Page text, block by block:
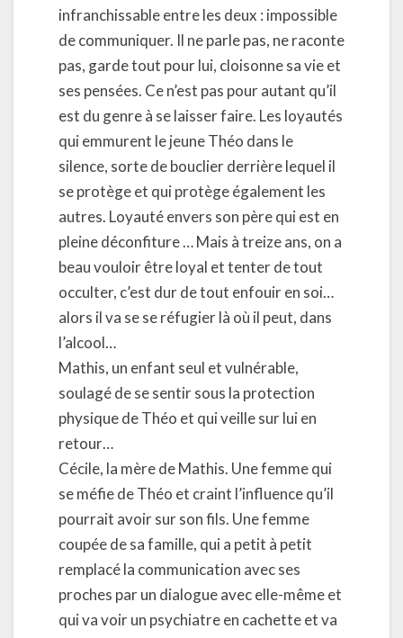
infranchissable entre les deux : impossible
de communiquer. Il ne parle pas, ne raconte
pas, garde tout pour lui, cloisonne sa vie et
ses pensées. Ce n’est pas pour autant qu’il
est du genre à se laisser faire. Les loyautés
qui emmurent le jeune Théo dans le
silence, sorte de bouclier derrière lequel il
se protège et qui protège également les
autres. Loyauté envers son père qui est en
pleine déconfiture … Mais à treize ans, on a
beau vouloir être loyal et tenter de tout
occulter, c’est dur de tout enfouir en soi…
alors il va se se réfugier là où il peut, dans
l’alcool…
Mathis, un enfant seul et vulnérable,
soulagé de se sentir sous la protection
physique de Théo et qui veille sur lui en
retour…
Cécile, la mère de Mathis. Une femme qui
se méfie de Théo et craint l’influence qu’il
pourrait avoir sur son fils. Une femme
coupée de sa famille, qui a petit à petit
remplacé la communication avec ses
proches par un dialogue avec elle-même et
qui va voir un psychiatre en cachette et va